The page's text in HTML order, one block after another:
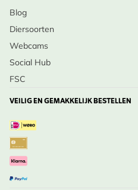
Blog
Diersoorten
Webcams
Social Hub
FSC
VEILIG EN GEMAKKELIJK BESTELLEN